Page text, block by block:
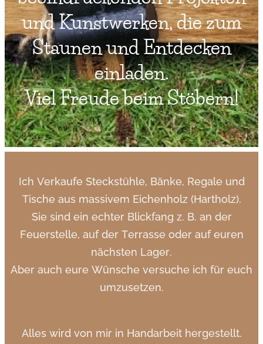
und Kunstwerken, die zum
Staunen und Entdecken
einladen.
Viel Freude beim Stöbern!
Ich Verkaufe Steckstühle, Bänke, Regale und
Tische aus massivem Eichenholz (Hartholz).
Sie sind ein echter Blickfang z. B. an der
Feuerstelle, auf der Terrasse oder auf euren
nächsten Lager.
Aber auch eure Wünsche versuche ich für euch
umzusetzen.
Alles wird von mir in Handarbeit hergestellt.